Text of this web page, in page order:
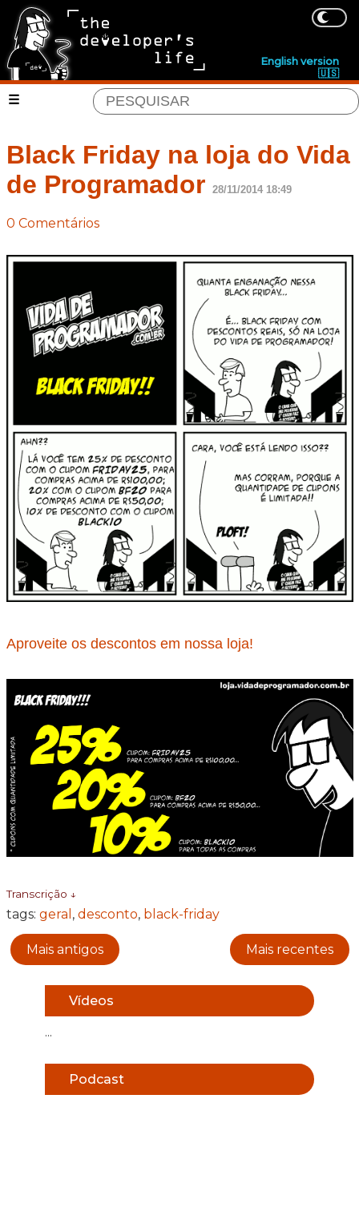
English version
🇺🇸
Black Friday na loja do Vida
de Programador
28/11/2014 18:49
0 Comentários
Aproveite os descontos em nossa loja!
Transcrição ↓
tags: geral , desconto, black-friday
Mais antigos Mais recentes
Vídeos
...
Podcast